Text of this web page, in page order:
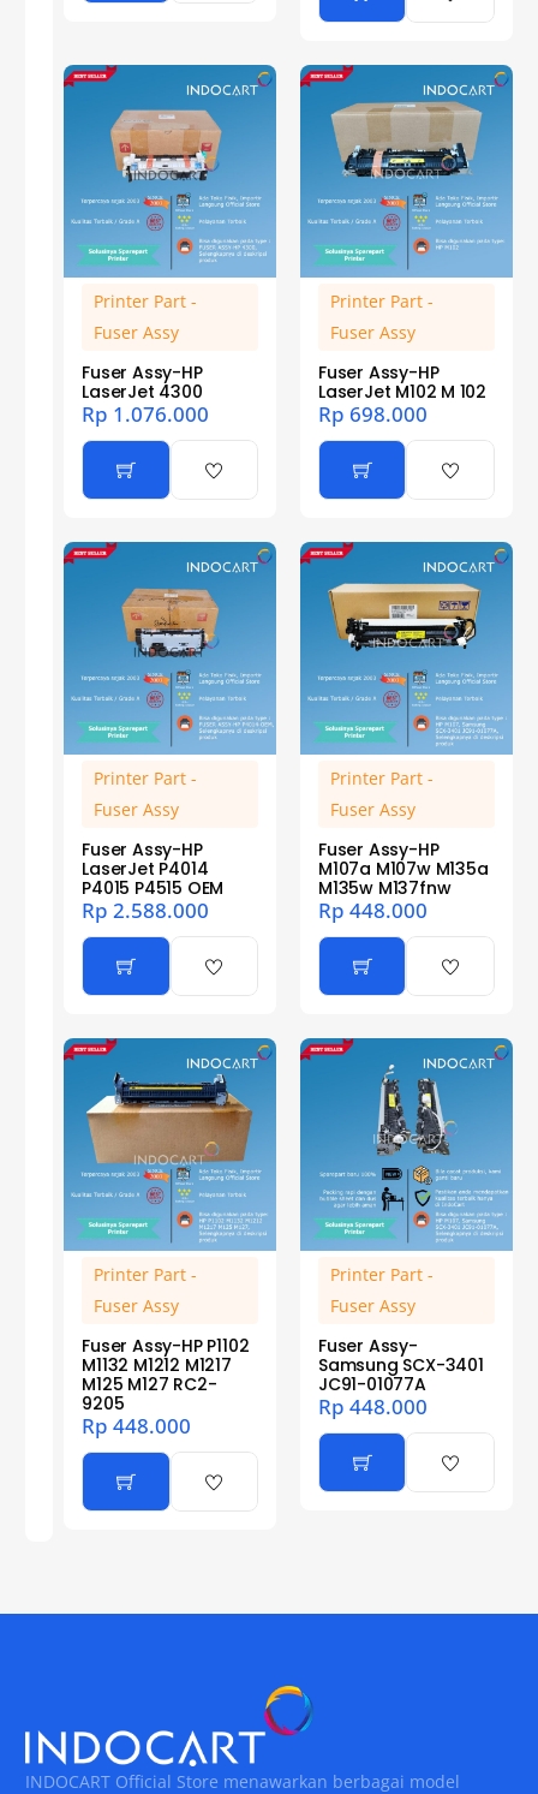
Printer Part -
Fuser Assy
Fuser Assy-HP
LaserJet 4300
Rp 1.076.000
Printer Part -
Fuser Assy
Fuser Assy-HP
LaserJet M102 M 102
Rp 698.000
Printer Part -
Fuser Assy
Fuser Assy-HP
LaserJet P4014
P4015 P4515 OEM
Rp 2.588.000
Printer Part -
Fuser Assy
Fuser Assy-HP
M107a M107w M135a
M135w M137fnw
Rp 448.000
Printer Part -
Fuser Assy
Fuser Assy-HP P1102
M1132 M1212 M1217
M125 M127 RC2-
9205
Rp 448.000
Printer Part -
Fuser Assy
Fuser Assy-
Samsung SCX-3401
JC91-01077A
Rp 448.000
INDOCART Official Store menawarkan berbagai model